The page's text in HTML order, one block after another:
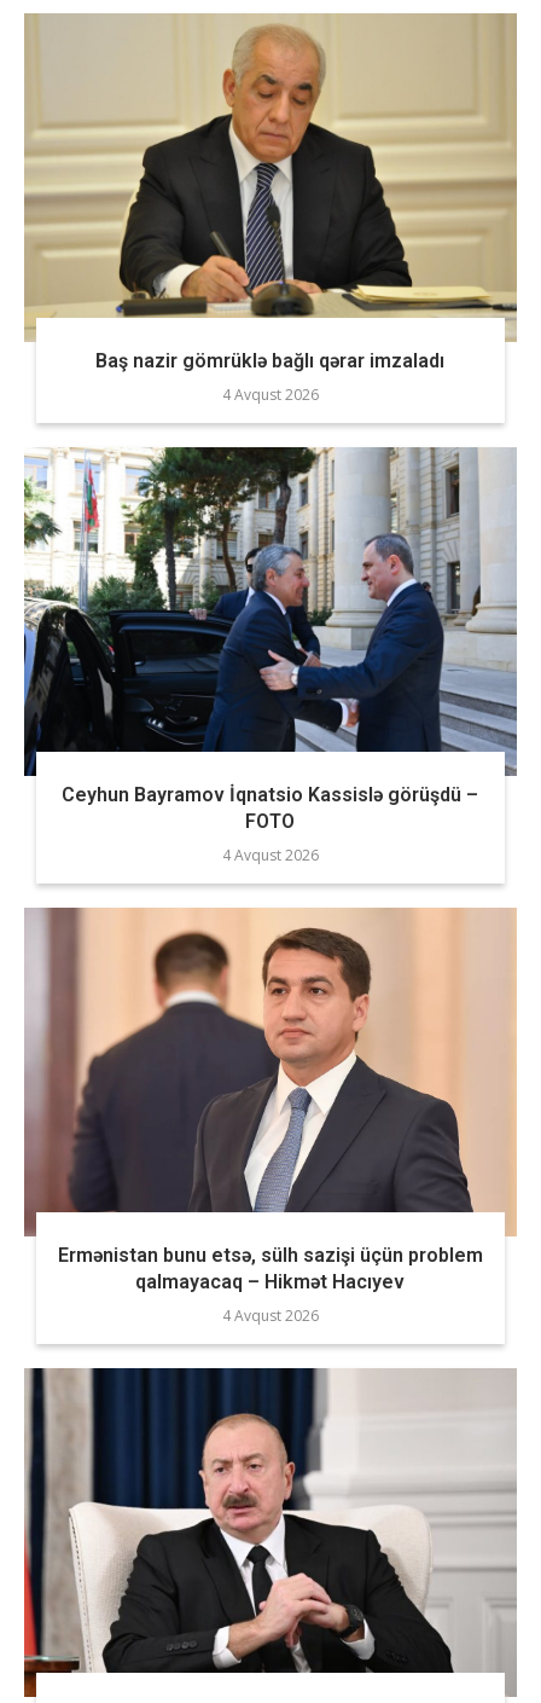
Baş nazir gömrüklə bağlı qərar imzaladı
4 Avqust 2026
Ceyhun Bayramov İqnatsio Kassislə görüşdü –
FOTO
4 Avqust 2026
Ermənistan bunu etsə, sülh sazişi üçün problem
qalmayacaq – Hikmət Hacıyev
4 Avqust 2026